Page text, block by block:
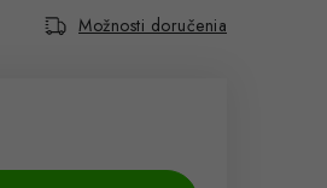
Možnosti doručenia